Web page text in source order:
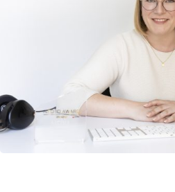
Datenschutzerklärung